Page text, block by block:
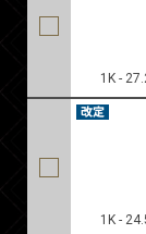
1K -
1K -